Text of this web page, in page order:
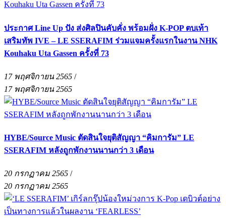
ประกาศ Line Up ปัง ส่งศิลปินคับคั่ง พร้อมฝั่ง K-POP ตบเท้า
เสริมทัพ IVE – LE SSERAFIM ร่วมแจมครั้งแรกในงาน NHK
Kouhaku Uta Gassen ครั้งที่ 73
17 พฤศจิกายน 2565 /
17 พฤศจิกายน 2565
HYBE/Source Music ตัดสินใจยุติสัญญา “คิมการัม” LE
SSERAFIM หลังถูกพักงานนานกว่า 3 เดือน
20 กรกฏาคม 2565 /
20 กรกฏาคม 2565